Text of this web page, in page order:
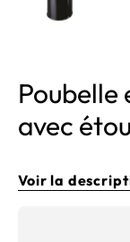
Poubelle
avec
Voir la